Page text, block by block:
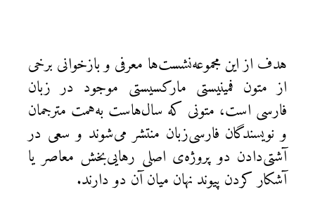
هدف از این مجموعه‌نشست‌ها معرفی و بازخوانی برخی
از متون فمینیستی مارکسیستی موجود در زبان
فارسی است، متونی‌ که سال‌هاست به‌همت مترجمان
و نویسندگان فارسی‌زبان منتشر می‌شوند و سعی در
آشتی‌دادن دو پروژه‌ی اصلی رهایی‌بخش معاصر یا
آشکار کردن پیوند نهان میان آن دو دارند.